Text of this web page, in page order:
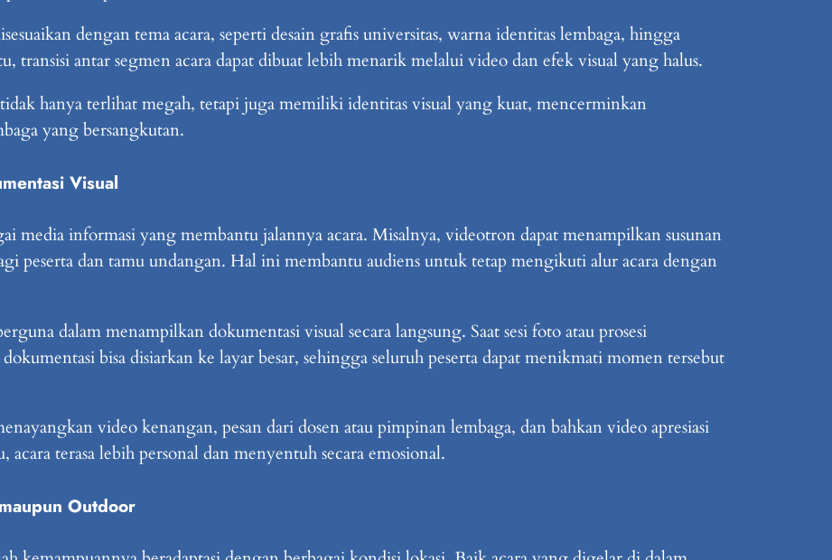
dengan tema acara, seperti desain grafis universitas, warna identitas lembaga, hingga
transisi antar segmen acara dapat dibuat lebih menarik melalui video dan efek visual yang halus.
hanya terlihat megah, tetapi juga memiliki identitas visual yang kuat, mencerminkan
yang bersangkutan.
Visual
media informasi yang membantu jalannya acara. Misalnya, videotron dapat menampilkan susunan
peserta dan tamu undangan. Hal ini membantu audiens untuk tetap mengikuti alur acara dengan
dalam menampilkan dokumentasi visual secara langsung. Saat sesi foto atau prosesi
bisa disiarkan ke layar besar, sehingga seluruh peserta dapat menikmati momen tersebut
video kenangan, pesan dari dosen atau pimpinan lembaga, dan bahkan video apresiasi
terasa lebih personal dan menyentuh secara emosional.
Outdoor